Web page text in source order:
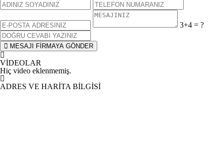
3+4 = ?
MESAJI FİRMAYA GÖNDER
VİDEOLAR
Hiç video eklenmemiş.
ADRES VE HARİTA BİLGİSİ